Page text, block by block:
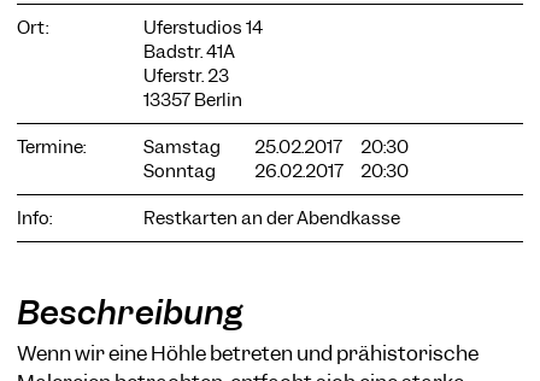
Ort:
Uferstudios 14
Badstr. 41A
Uferstr. 23
13357 Berlin
Termine:
Samstag 25.02.2017
20:30
Sonntag
26.02.2017
20:30
Info:
Restkarten an der Abendkasse
Beschreibung
Wenn wir eine Höhle betreten und prähistorische
Wir verwenden Cookies und Inhalte externer Anbieter auf
unserer Website. Notwendige Cookies sind essenziell, damit
Sie die Website nutzen können. Andere Cookies helfen uns,
die Website weiterzuentwickeln. Sie können Ihre Einwilligung
jederzeit widerrufen. Bitte besuchen Sie unsere
Datenschutzerklärung für weitere Informationen. Unten
können Sie auswählen, welche Technologien Sie zulassen
Externe Medien
Nur notwendige Alle akzeptieren